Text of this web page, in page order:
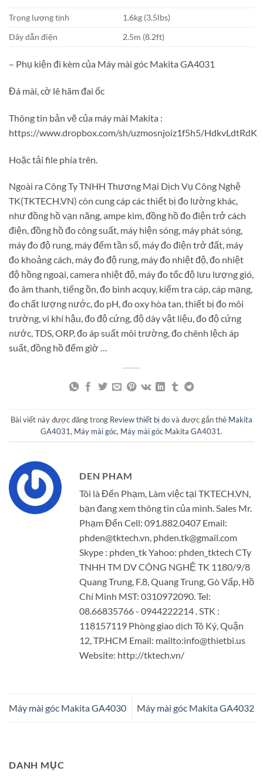
Trọng lượng tịnh
1.6kg (3.5lbs)
Dây dẫn điện
2.5m (8.2ft)
– Phụ kiện đi kèm của Máy mài góc Makita GA4031
Đá mài, cờ lê hãm đai ốc
Thông tin bản vẽ của máy mài Makita :
https://www.dropbox.com/sh/uzmosnjoiz1f5h5/HdkvLdtRdK
Hoặc tải file phía trên.
Ngoài ra Công Ty TNHH Thương Mại Dịch Vụ Công Nghệ
TK(TKTECH.VN) còn cung cáp các thiết bị đo lường khác,
như đồng hồ vạn năng, ampe kìm, đồng hồ đo điện trở cách
điện, đồng hồ đo công suất, máy hiện sóng, máy phát sóng,
máy đo độ rung, máy đếm tần số, máy đo điện trở đất, máy
đo khoảng cách, máy đo độ rung, máy đo nhiệt độ, đo nhiệt
độ hồng ngoại, camera nhiệt độ, máy đo tốc độ lưu lượng gió,
đo âm thanh, tiếng ồn, đo bình acquy, kiểm tra cáp, cáp mạng,
đo chất lượng nước, đo pH, đo oxy hòa tan, thiết bị đo môi
trường, vi khí hậu, đo độ cứng, độ dày vật liệu, đo độ cứng
nước, TDS, ORP, đo áp suất môi trường, đo chênh lệch áp
suất, đồng hồ đếm giờ …
Bài viết này được đăng trong Review thiết bị đovà được gắn thẻ Makita
GA4031, Máy mài góc, Máy mài góc Makita GA4031.
DEN PHAM
Tôi là Đến Phạm, Làm việc tại TKTECH.VN,
bạn đang xem thông tin của mình. Sales Mr.
Phạm Đến Cell: 091.882.0407 Email:
phden@tktech.vn, phden.tk@gmail.com
Skype : phden_tk Yahoo: phden_tktech CTy
TNHH TM DV CÔNG NGHỆ TK 1180/9/8
Quang Trung, F.8, Quang Trung, Gò Vấp, Hồ
Chí Minh MST: 0310972090. Tel:
08.66835766 - 0944222214 . STK :
118157119 Phòng giao dịch Tô Ký, Quận
12, TP.HCM Email: mailto:info@thietbi.us
Website: http://tktech.vn/
Máy mài góc Makita GA4030 Máy mài góc Makita GA4032
DANH MỤC